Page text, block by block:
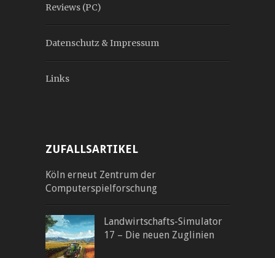
Reviews (PC)
Datenschutz & Impressum
Links
ZUFALLSARTIKEL
Köln erneut Zentrum der
Computerspielforschung
Landwirtschafts-Simulator
17 – Die neuen Zuglinien